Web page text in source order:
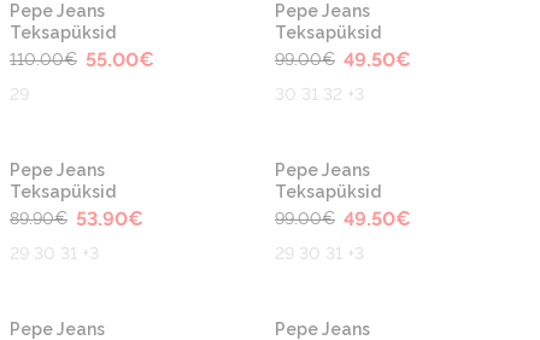
Pepe Jeans
Teksapüksid
110.00€ 55.00€
29
Pepe Jeans
Teksapüksid
99.00€ 49.50€
30 31 32 +3
-40%
Pepe Jeans
Teksapüksid
89.90€ 53.90€
29 30 31 +3
-50%
Pepe Jeans
Teksapüksid
99.00€ 49.50€
29 30 31 +3
-50%
Pepe Jeans
-50%
Pepe Jeans